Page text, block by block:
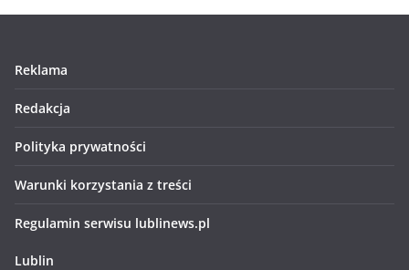
Reklama
Redakcja
Polityka prywatności
Warunki korzystania z treści
Regulamin serwisu lublinews.pl
Lublin